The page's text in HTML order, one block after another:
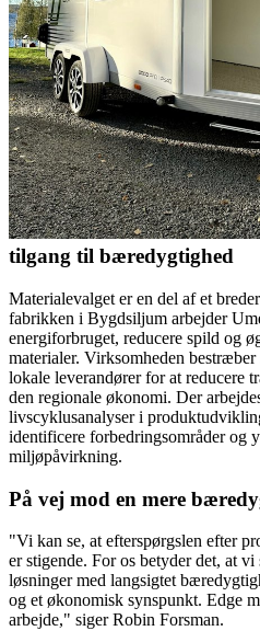
tilgang til bæredygtighed
Materialevalget er en del af et
fabrikken i Bygdsiljum arbejder
energiforbruget, reducere spild og
materialer. Virksomheden bestræber
lokale leverandører for at reducere
den regionale økonomi. Der
livscyklusanalyser i
identificere forbedringsområder og
miljøpåvirkning.
På vej mod en mere
"Vi kan se, at efterspørgslen efter
er stigende. For os betyder det, at
løsninger med langsigtet
og et økonomisk synspunkt. Edge
arbejde," siger Robin Forsman.